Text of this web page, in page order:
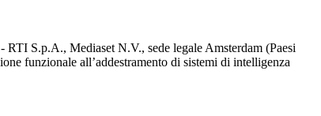
S.p.A., Mediaset N.V., sede legale Amsterdam (Paesi
funzionale all’addestramento di sistemi di intelligenza